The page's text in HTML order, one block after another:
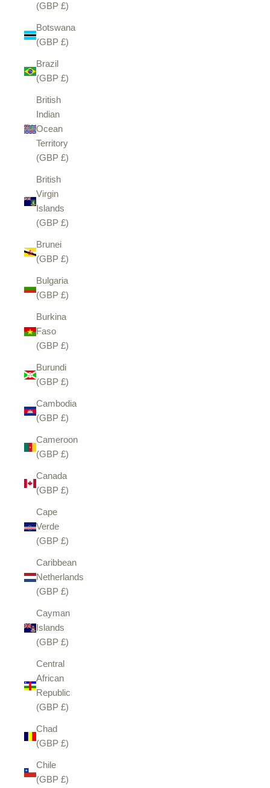
(GBP £)
Botswana
(GBP £)
Brazil
(GBP £)
British
Indian
Ocean
Territory
(GBP £)
British
Virgin
Islands
(GBP £)
Brunei
(GBP £)
Bulgaria
(GBP £)
Burkina
Faso
(GBP £)
Burundi
(GBP £)
Cambodia
(GBP £)
Cameroon
(GBP £)
Canada
(GBP £)
Cape
Verde
(GBP £)
Caribbean
Netherlands
(GBP £)
Cayman
Islands
(GBP £)
Central
African
Republic
(GBP £)
Chad
(GBP £)
Chile
(GBP £)